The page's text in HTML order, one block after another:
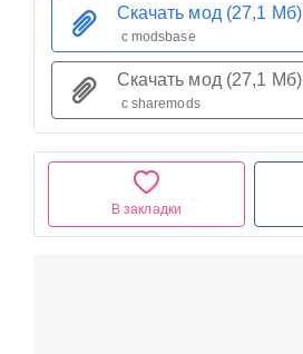
В закладки
Скачать мод (27,1 Мб)
с modsbase
Скачать мод (27,1 Мб)
с sharemods